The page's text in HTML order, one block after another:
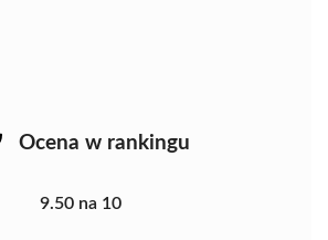
Ocena w rankingu
9.50 na 10